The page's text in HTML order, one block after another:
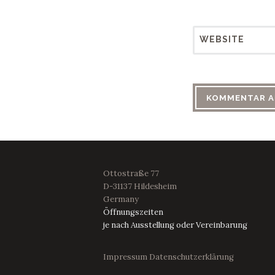
WEBSITE
Ottostraße 77
D-31137 Hildesheim
Germany
Öffnungszeiten
je nach Ausstellung oder Vereinbarung
Impressum Datenschutzerklärung